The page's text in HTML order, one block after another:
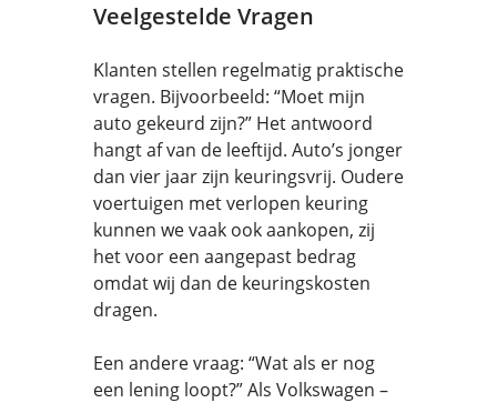
Veelgestelde Vragen
Klanten stellen regelmatig praktische
vragen. Bijvoorbeeld: “Moet mijn
auto gekeurd zijn?” Het antwoord
hangt af van de leeftijd. Auto’s jonger
dan vier jaar zijn keuringsvrij. Oudere
voertuigen met verlopen keuring
kunnen we vaak ook aankopen, zij
het voor een aangepast bedrag
omdat wij dan de keuringskosten
dragen.
Een andere vraag: “Wat als er nog
een lening loopt?” Als Volkswagen –